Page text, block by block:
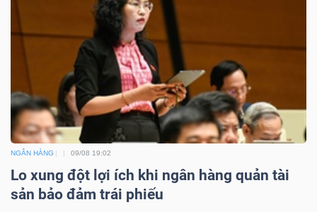
NGÂN HÀNG 09/08 19:02
Lo xung đột lợi ích khi ngân hàng quản tài
sản bảo đảm trái phiếu